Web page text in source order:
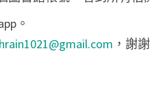
入
。
，謝謝